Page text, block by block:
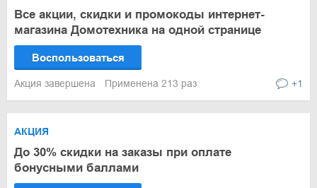
Все акции, скидки и промокоды интернет-
магазина Домотехника на одной странице
Воспользоваться
Акция завершена Применена 213 раз +1
АКЦИЯ
До 30% скидки на заказы при оплате
бонусными баллами